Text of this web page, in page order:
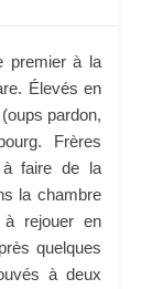
premier à la
Élevés en
pardon,
Frères
à faire de la
la chambre
à rejouer en
quelques
à deux